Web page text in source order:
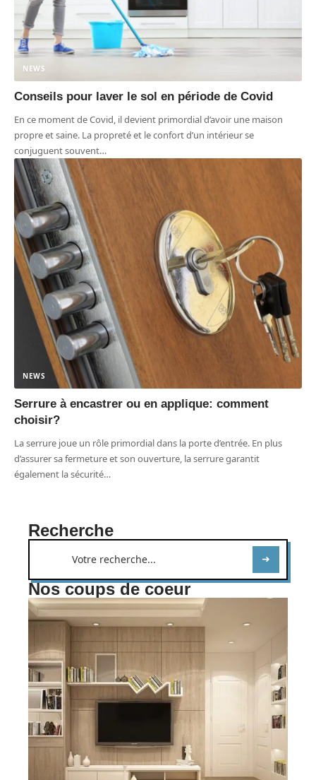
NEWS
Conseils pour laver le sol en période de Covid
En ce moment de Covid, il devient primordial d’avoir une maison
propre et saine. La propreté et le confort d’un intérieur se
conjuguent souvent…
NEWS
Serrure à encastrer ou en applique: comment
choisir?
La serrure joue un rôle primordial dans la porte d’entrée. En plus
d’assurer sa fermeture et son ouverture, la serrure garantit
également la sécurité…
Recherche
Nos coups de coeur